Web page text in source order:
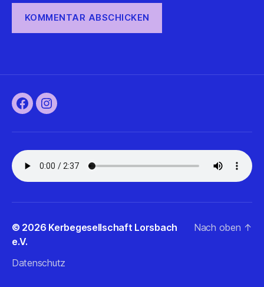
FacebookInstagram
© 2026 Kerbegesellschaft Lorsbach
e.V.
Datenschutz
Nach oben ↑